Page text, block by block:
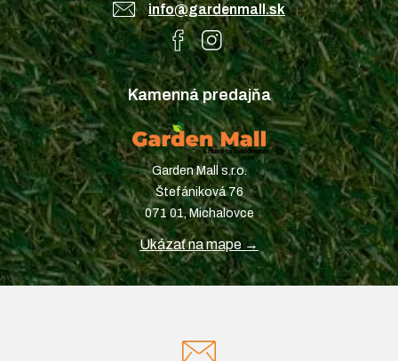
info@gardenmall.sk
Kamenná predajňa
Garden Mall s.r.o.
Štefániková 76
071 01, Michalovce
Ukázať na mape →